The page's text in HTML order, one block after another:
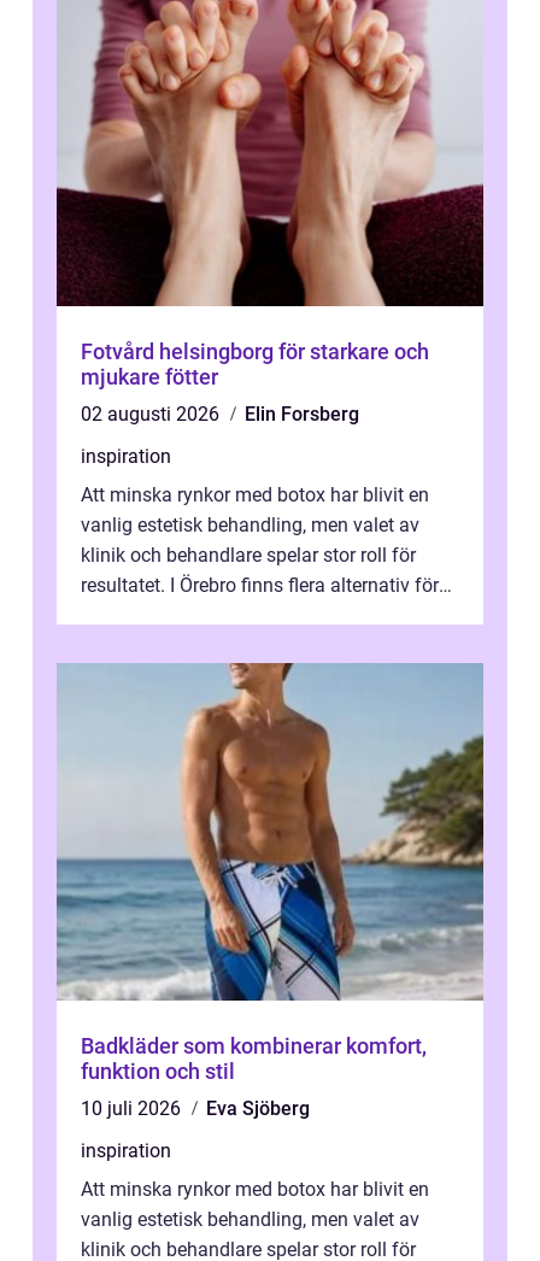
Fotvård helsingborg för starkare och
mjukare fötter
02 augusti 2026
Elin Forsberg
inspiration
Att minska rynkor med botox har blivit en
vanlig estetisk behandling, men valet av
klinik och behandlare spelar stor roll för
resultatet. I Örebro finns flera alternativ för
Badkläder som kombinerar komfort,
funktion och stil
10 juli 2026
Eva Sjöberg
inspiration
Att minska rynkor med botox har blivit en
vanlig estetisk behandling, men valet av
klinik och behandlare spelar stor roll för